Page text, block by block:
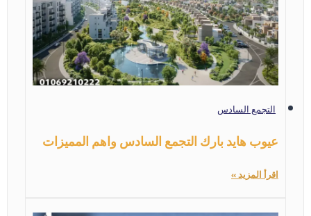
التجمع السادس
عيوب هايد بارك التجمع السادس واهم المميزات
اقرأ المزيد »